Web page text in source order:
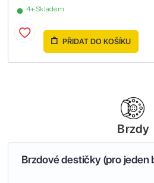
4+ Skladem
PŘIDAT DO KOŠÍKU
Brzdy
Brzdové destičky (pro jeden